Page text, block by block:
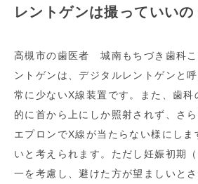
レントゲンは撮っていいの
高槻市の歯医者 城南もちづき歯科こ
ントゲンは、デジタルレントゲンと
常に少ないX線装置です。また、歯科
的に首から上にしか照射されず、さ
エプロンでX線が当たらない様にしま
いと考えられます。ただし妊娠初期
一を考慮し、避けた方が望ましいと